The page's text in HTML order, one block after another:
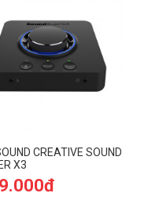
CREATIVE SOUND
X3